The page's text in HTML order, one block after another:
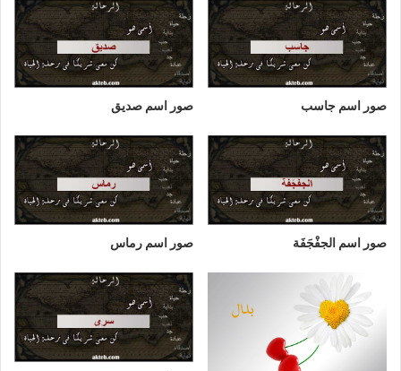
صور اسم جاسب صور اسم صديق
صور اسم الجفْجَفَة صور اسم رماس